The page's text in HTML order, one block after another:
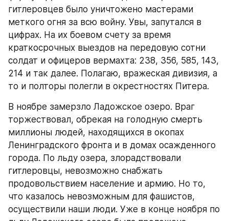
гитлеровцев было уничтожено мастерами
меткого огня за всю войну. Увы, запутался в
цифрах. На их боевом счету за время
краткосрочных выездов на передовую сотни
солдат и офицеров вермахта: 238, 356, 585, 143,
214 и так далее. Полагаю, вражеская дивизия, а
то и полторы полегли в окрестностях Питера.
В ноябре замерзло Ладожское озеро. Враг
торжествовал, обрекая на голодную смерть
миллионы людей, находящихся в окопах
Ленинградского фронта и в домах осажденного
города. По льду озера, злорадствовали
гитлеровцы, невозможно снабжать
продовольствием население и армию. Но то,
что казалось невозможным для фашистов,
осуществили наши люди. Уже в конце ноября по